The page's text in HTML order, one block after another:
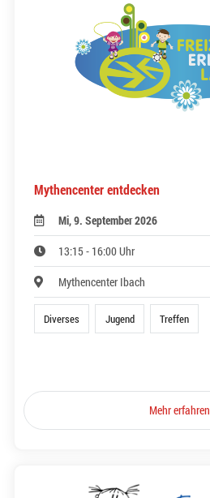
Mythencenter entdecken
Mi, 9. September 2026
13:15 - 16:00 Uhr
Mythencenter Ibach
Diverses Jugend Treffen
Mehr erfahren